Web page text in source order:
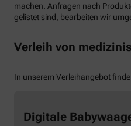
machen. Anfragen nach
gelistet sind, bearbeiten wir
Verleih von
In unserem Verleihangebot
Digitale